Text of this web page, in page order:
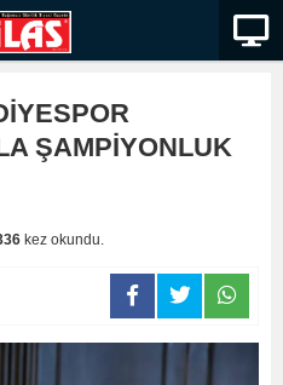
ŞAMPİYONLUK
kez okundu.